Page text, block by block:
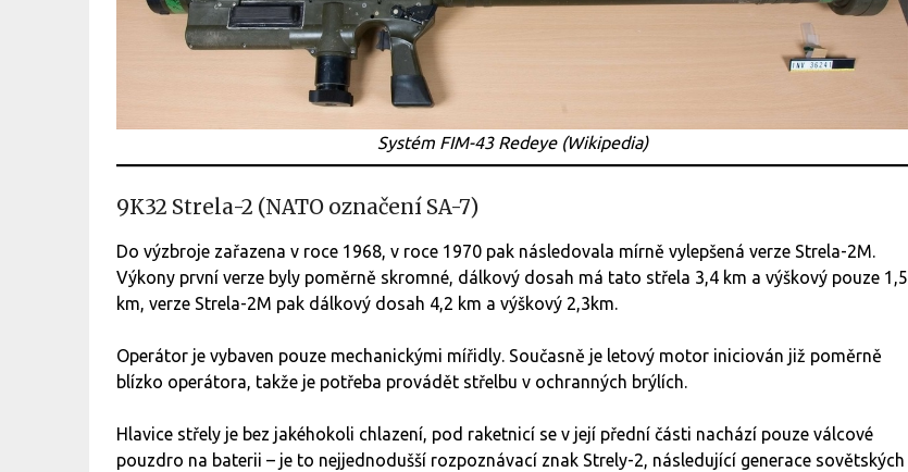
Systém FIM-43 Redeye (Wikipedia)
9K32 Strela-2 (NATO označení SA-7)
Do výzbroje zařazena v roce 1968, v roce 1970 pak následovala mírně vylepšená verze Strela-2M.
Výkony první verze byly poměrně skromné, dálkový dosah má tato střela 3,4 km a výškový pouze 1,5
km, verze Strela-2M pak dálkový dosah 4,2 km a výškový 2,3km.
Operátor je vybaven pouze mechanickými mířidly. Současně je letový motor iniciován již poměrně
blízko operátora, takže je potřeba provádět střelbu v ochranných brýlích.
Hlavice střely je bez jakéhokoli chlazení, pod raketnicí se v její přední části nachází pouze válcové
pouzdro na baterii – je to nejjednodušší rozpoznávací znak Strely-2, následující generace sovětských